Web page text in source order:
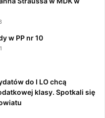
w PP nr 10
do I LO chcą
klasy. Spotkali się